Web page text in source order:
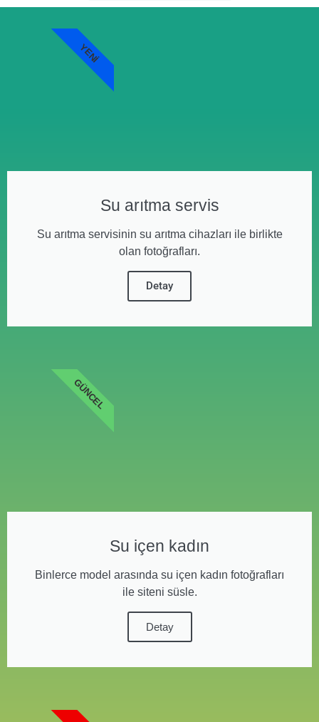
Su arıtma servis
Su arıtma servisinin su arıtma cihazları ile birlikte
olan fotoğrafları.
Detay
YENI
Su içen kadın
Binlerce model arasında su içen kadın fotoğrafları
ile siteni süsle.
Detay
GÜNCEL